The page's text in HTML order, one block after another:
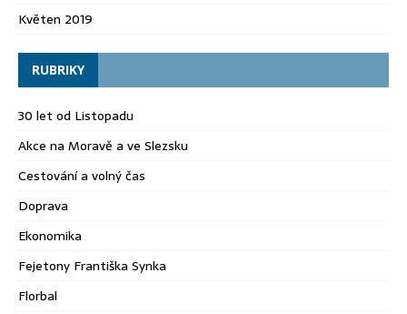
Květen 2019
RUBRIKY
30 let od Listopadu
Akce na Moravě a ve Slezsku
Cestování a volný čas
Doprava
Ekonomika
Fejetony Františka Synka
Florbal